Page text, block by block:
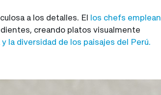
a los detalles. El los chefs emplean
creando platos visualmente
la diversidad de los paisajes del Perú.